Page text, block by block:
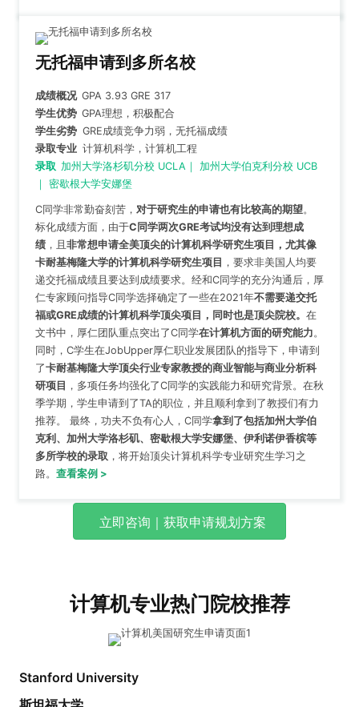
无托福申请到多所名校
成绩概况 GPA 3.93 GRE 317
学生优势 GPA理想，积极配合
学生劣势 GRE成绩竞争力弱，无托福成绩
录取专业 计算机科学，计算机工程
录取 加州大学洛杉矶分校 UCLA｜ 加州大学伯克利分校 UCB
｜ 密歇根大学安娜堡
C同学非常勤奋刻苦， 对于研究生的申请也有比较高的期望。
标化成绩方面，由于C同学两次GRE考试均没有达到理想成
绩 ，且 非常想申请全美顶尖的计算机科学研究生项目，尤其像
卡耐基梅隆大学的计算机科学研究生项目 ，要求非美国人均要
递交托福成绩且要达到成绩要求。经和C同学的充分沟通后，厚
仁专家顾问指导C同学选择确定了一些在2021年不需要递交托
福或GRE成绩的计算机科学顶尖项目，同时也是顶尖院校。 在
文书中，厚仁团队重点突出了C同学在计算机方面的研究能力。
同时，C学生在JobUpper厚仁职业发展团队的指导下，申请到
了卡耐基梅隆大学顶尖行业专家教授的商业智能与商业分析科
研项目 ，多项任务均强化了C同学的实践能力和研究背景。在秋
季学期，学生申请到了TA的职位，并且顺利拿到了教授们有力
推荐。 最终，功夫不负有心人，C同学拿到了包括加州大学伯
克利、加州大学洛杉矶、密歇根大学安娜堡、伊利诺伊香槟等
多所学校的录取 ，将开始顶尖计算机科学专业研究生学习之
路。 查看案例 >
立即咨询｜获取申请规划方案
计算机专业热门院校推荐
Stanford University